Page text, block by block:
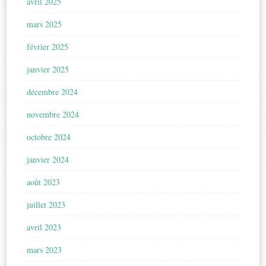
mars 2025
février 2025
janvier 2025
décembre 2024
novembre 2024
octobre 2024
janvier 2024
août 2023
juillet 2023
avril 2023
mars 2023